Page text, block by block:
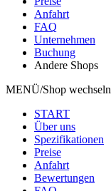
Anfahrt
FAQ
Unternehmen
Buchung
Andere Shops
MENÜ/Shop wechseln
START
Über uns
Spezifikationen
Preise
Anfahrt
Bewertungen